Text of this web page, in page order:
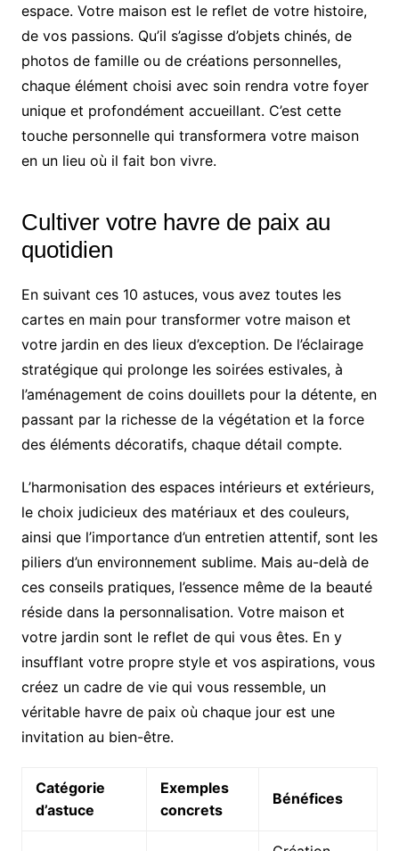
espace. Votre maison est le reflet de votre histoire,
de vos passions. Qu’il s’agisse d’objets chinés, de
photos de famille ou de créations personnelles,
chaque élément choisi avec soin rendra votre foyer
unique et profondément accueillant. C’est cette
touche personnelle qui transformera votre maison
en un lieu où il fait bon vivre.
Cultiver votre havre de paix au
quotidien
En suivant ces 10 astuces, vous avez toutes les
cartes en main pour transformer votre maison et
votre jardin en des lieux d’exception. De l’éclairage
stratégique qui prolonge les soirées estivales, à
l’aménagement de coins douillets pour la détente, en
passant par la richesse de la végétation et la force
des éléments décoratifs, chaque détail compte.
L’harmonisation des espaces intérieurs et extérieurs,
le choix judicieux des matériaux et des couleurs,
ainsi que l’importance d’un entretien attentif, sont les
piliers d’un environnement sublime. Mais au-delà de
ces conseils pratiques, l’essence même de la beauté
réside dans la personnalisation. Votre maison et
votre jardin sont le reflet de qui vous êtes. En y
insufflant votre propre style et vos aspirations, vous
créez un cadre de vie qui vous ressemble, un
véritable havre de paix où chaque jour est une
invitation au bien-être.
Catégorie
d’astuce
Exemples
concrets
Bénéfices